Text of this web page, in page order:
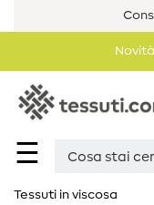
☰
Tessuti in viscosa